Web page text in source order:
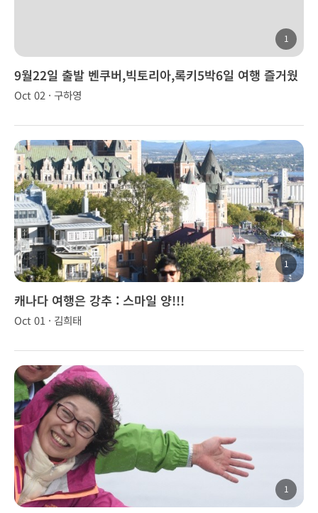
1
9월22일 출발 벤쿠버,빅토리아,록키5박6일 여행 즐거웠
습니다!
Oct 02 · 구하영
1
캐나다 여행은 강추 : 스마일 양!!!
Oct 01 · 김희태
1